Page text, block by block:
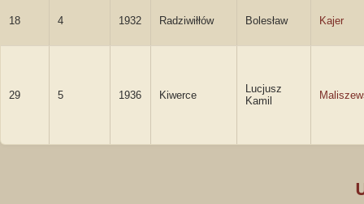
18 4 1932 Radziwiłłów Bolesław Kajer
29 5 1936 Kiwerce
Lucjusz
Kamil